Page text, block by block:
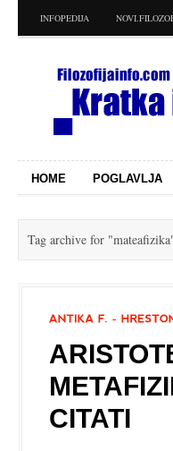
INFOPEDIJA
HOME POGLAVLJA
Tag archive for
CITATI